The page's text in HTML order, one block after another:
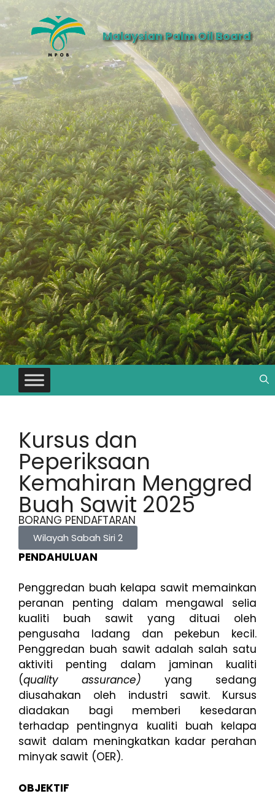
Malaysian Palm Oil Board
Kursus dan
Peperiksaan
Kemahiran Menggred
Buah Sawit 2025
BORANG PENDAFTARAN
Wilayah Sabah Siri 2
PENDAHULUAN
Penggredan buah kelapa sawit memainkan
peranan penting dalam mengawal selia
kualiti buah sawit yang dituai oleh
pengusaha ladang dan pekebun kecil.
Penggredan buah sawit adalah salah satu
aktiviti penting dalam jaminan kualiti
(quality assurance) yang sedang
diusahakan oleh industri sawit. Kursus
diadakan bagi memberi kesedaran
terhadap pentingnya kualiti buah kelapa
sawit dalam meningkatkan kadar perahan
minyak sawit (OER).
OBJEKTIF